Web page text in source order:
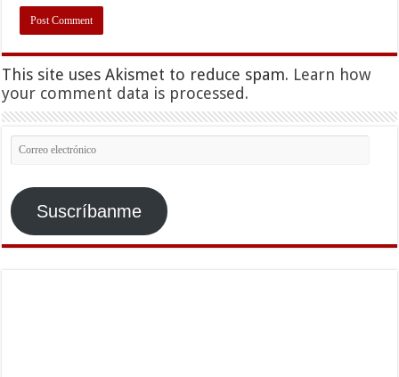
This site uses Akismet to reduce spam. Learn how
your comment data is processed.
Correo
electrónico
Suscríbanme